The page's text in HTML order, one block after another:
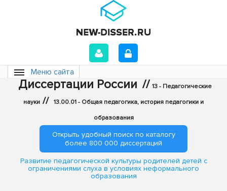
Меню сайта
Диссертации России // 13 - Педагогические
науки // 13.00.01 - Общая педагогика, история педагогики и
образования
Открыть удобный поиск по каталогу
более 800 000 диссертаций
Развитие педагогической культуры родителей детей с
ограничениями слуха в условиях неформального
образования